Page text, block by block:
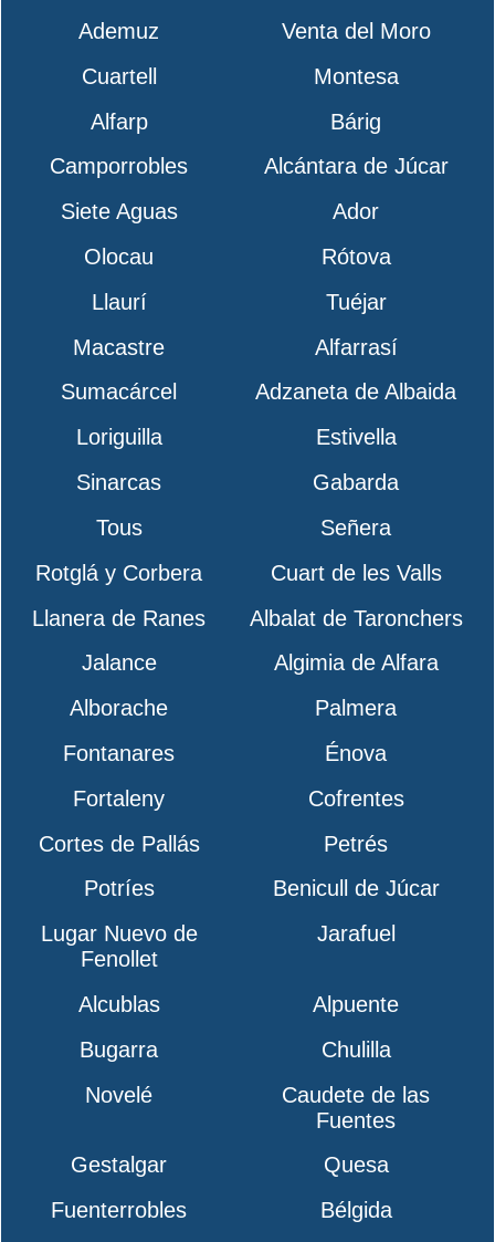
Ademuz
Venta del Moro
Cuartell
Montesa
Alfarp
Bárig
Camporrobles
Alcántara de Júcar
Siete Aguas
Ador
Olocau
Rótova
Llaurí
Tuéjar
Macastre
Alfarrasí
Sumacárcel
Adzaneta de Albaida
Loriguilla
Estivella
Sinarcas
Gabarda
Tous
Señera
Rotglá y Corbera
Cuart de les Valls
Llanera de Ranes
Albalat de Taronchers
Jalance
Algimia de Alfara
Alborache
Palmera
Fontanares
Énova
Fortaleny
Cofrentes
Cortes de Pallás
Petrés
Potríes
Benicull de Júcar
Lugar Nuevo de
Fenollet
Jarafuel
Alcublas
Alpuente
Bugarra
Chulilla
Novelé
Caudete de las
Fuentes
Gestalgar
Quesa
Fuenterrobles
Bélgida